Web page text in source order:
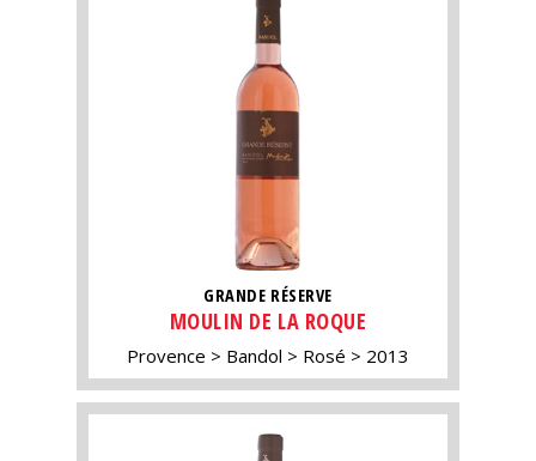
GRANDE RÉSERVE
MOULIN DE LA ROQUE
Provence Bandol Rosé 2013